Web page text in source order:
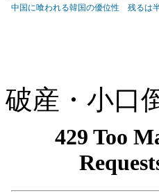
破産・小口